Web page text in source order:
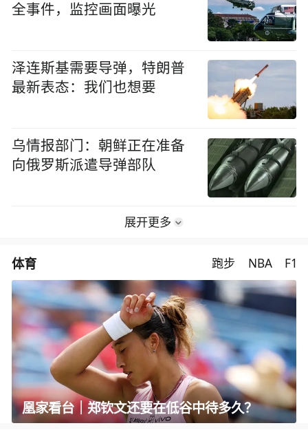
全事件，监控画面曝光
泽连斯基需要导弹，特朗普
最新表态：我们也想要
乌情报部门：朝鲜正在准备
向俄罗斯派遣导弹部队
展开更多
体育 跑步 NBA F1
凰家看台｜郑钦文还要在低谷中待多久？